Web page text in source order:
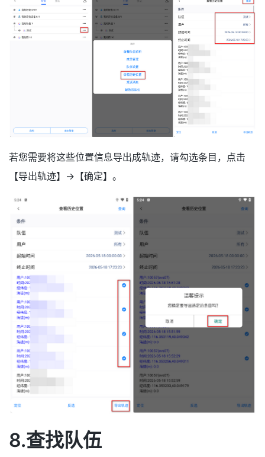
若您需要将这些位置信息导出成轨迹，请勾选条目，点击
【导出轨迹】→【确定】。
8.查找队伍